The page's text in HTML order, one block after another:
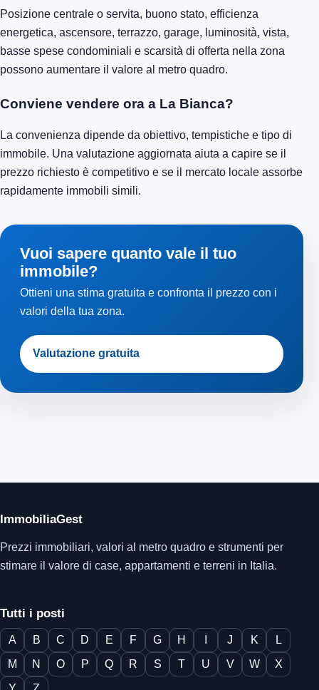
Posizione centrale o servita, buono stato, efficienza
energetica, ascensore, terrazzo, garage, luminosità, vista,
basse spese condominiali e scarsità di offerta nella zona
possono aumentare il valore al metro quadro.
Conviene vendere ora a La Bianca?
La convenienza dipende da obiettivo, tempistiche e tipo di
immobile. Una valutazione aggiornata aiuta a capire se il
prezzo richiesto è competitivo e se il mercato locale assorbe
rapidamente immobili simili.
Vuoi sapere quanto vale il tuo
immobile?
Ottieni una stima gratuita e confronta il prezzo con i
valori della tua zona.
Valutazione gratuita
ImmobiliaGest
Prezzi immobiliari, valori al metro quadro e strumenti per
stimare il valore di case, appartamenti e terreni in Italia.
Tutti i posti
A B C D E F G H J K
L
M
N O P Q R S T U V W
X